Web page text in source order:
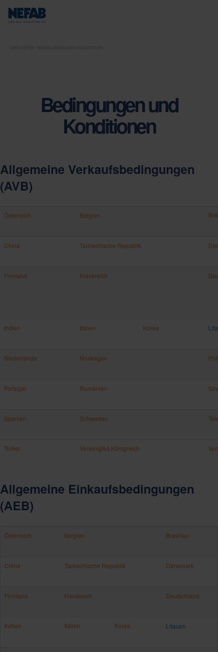
ÜBER NEFAB
Bedingungen und
Konditionen
Allgemeine Verkaufsbedingungen
(AVB)
Österreich Belgien
China Tschechische Republik
Finnland Frankreich
Indien Italien Korea
Niederlande Norwegen
Portugal Rumänien
Spanien Schweden
Türkei Vereinigtes Königreich
Allgemeine Einkaufsbedingungen
(AEB)
Österreich Belgien Brasilien
China Tschechische Republik Dänemark
Finnland Frankreich Deutschland
Indien Italien Korea Litauen